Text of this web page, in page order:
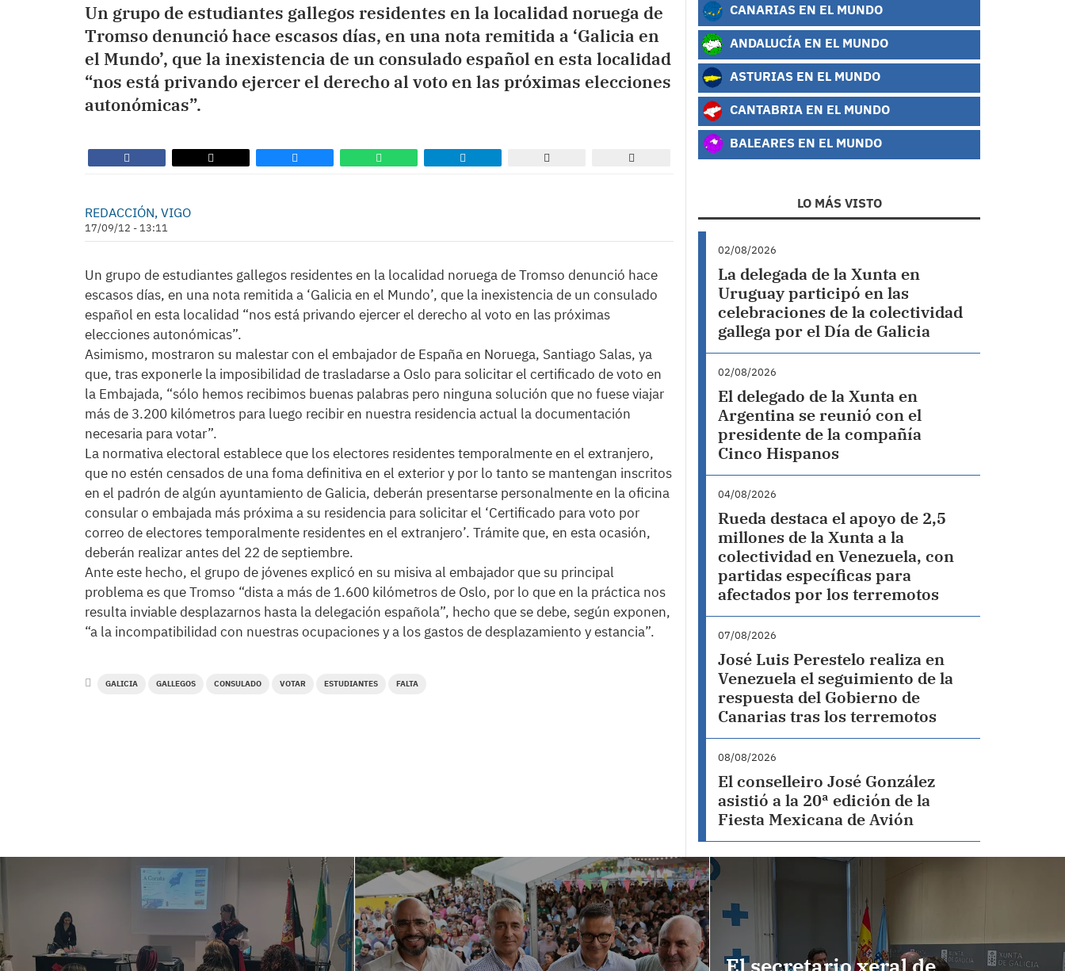
Un grupo de estudiantes gallegos residentes en la localidad noruega de
Tromso denunció hace escasos días, en una nota remitida a ‘Galicia en
el Mundo’, que la inexistencia de un consulado español en esta localidad
“nos está privando ejercer el derecho al voto en las próximas elecciones
autonómicas”.
REDACCIÓN, VIGO
17/09/12 - 13:11
Un grupo de estudiantes gallegos residentes en la localidad noruega de Tromso denunció hace
escasos días, en una nota remitida a ‘Galicia en el Mundo’, que la inexistencia de un consulado
español en esta localidad “nos está privando ejercer el derecho al voto en las próximas
elecciones autonómicas”.
Asimismo, mostraron su malestar con el embajador de España en Noruega, Santiago Salas, ya
que, tras exponerle la imposibilidad de trasladarse a Oslo para solicitar el certificado de voto en
la Embajada, “sólo hemos recibimos buenas palabras pero ninguna solución que no fuese viajar
más de 3.200 kilómetros para luego recibir en nuestra residencia actual la documentación
necesaria para votar”.
La normativa electoral establece que los electores residentes temporalmente en el extranjero,
que no estén censados de una foma definitiva en el exterior y por lo tanto se mantengan inscritos
en el padrón de algún ayuntamiento de Galicia, deberán presentarse personalmente en la oficina
consular o embajada más próxima a su residencia para solicitar el ‘Certificado para voto por
correo de electores temporalmente residentes en el extranjero’. Trámite que, en esta ocasión,
deberán realizar antes del 22 de septiembre.
Ante este hecho, el grupo de jóvenes explicó en su misiva al embajador que su principal
problema es que Tromso “dista a más de 1.600 kilómetros de Oslo, por lo que en la práctica nos
resulta inviable desplazarnos hasta la delegación española”, hecho que se debe, según exponen,
“a la incompatibilidad con nuestras ocupaciones y a los gastos de desplazamiento y estancia”.
GALICIA GALLEGOS CONSULADO VOTAR ESTUDIANTES FALTA
CANARIAS EN EL MUNDO
ANDALUCÍA EN EL MUNDO
ASTURIAS EN EL MUNDO
CANTABRIA EN EL MUNDO
BALEARES EN EL MUNDO
LO MÁS VISTO
02/08/2026
La delegada de la Xunta en
Uruguay participó en las
celebraciones de la colectividad
gallega por el Día de Galicia
02/08/2026
El delegado de la Xunta en
Argentina se reunió con el
presidente de la compañía
Cinco Hispanos
04/08/2026
Rueda destaca el apoyo de 2,5
millones de la Xunta a la
colectividad en Venezuela, con
partidas específicas para
afectados por los terremotos
07/08/2026
José Luis Perestelo realiza en
Venezuela el seguimiento de la
respuesta del Gobierno de
Canarias tras los terremotos
08/08/2026
El conselleiro José González
asistió a la 20ª edición de la
Fiesta Mexicana de Avión